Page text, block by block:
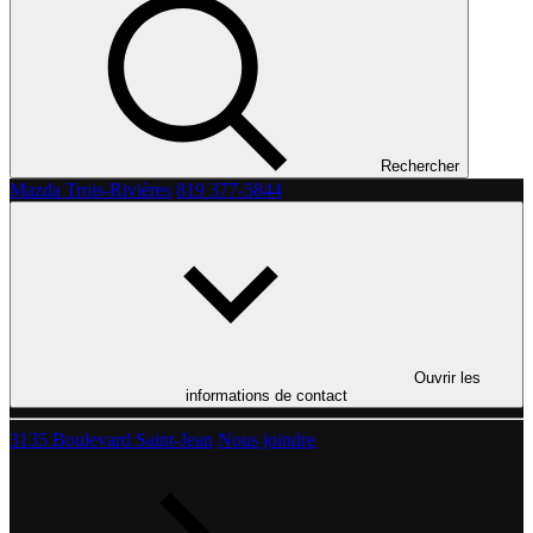
Rechercher
Mazda Trois-Rivières 819 377-5844
Ouvrir les
informations de contact
3135 Boulevard Saint-Jean Nous joindre